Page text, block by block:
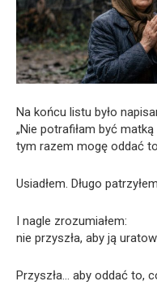
Na końcu listu było
„Nie potrafiłam być
tym razem mogę oddać
Usiadłem. Długo
I nagle zrozumiałem:
nie przyszła, aby ją
Przyszła… aby oddać to,